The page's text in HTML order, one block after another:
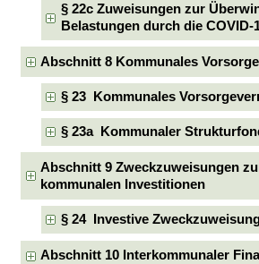
§ 22c Zuweisungen zur
Belastungen durch die COVID-
Abschnitt 8 Kommunales
§ 23 Kommunales
§ 23a Kommunaler
Abschnitt 9 Zweckzuweisungen
kommunalen Investitionen
§ 24 Investive
Abschnitt 10 Interkommunaler